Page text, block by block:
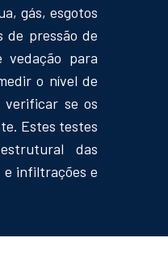
gás, esgotos
de pressão de
vedação para
o nível de
verificar se os
Estes testes
das
e infiltrações e